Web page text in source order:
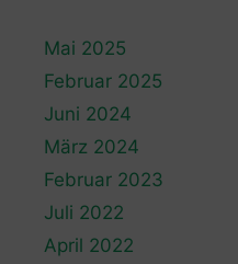
Mai 2025
Februar 2025
Juni 2024
März 2024
Februar 2023
Juli 2022
April 2022